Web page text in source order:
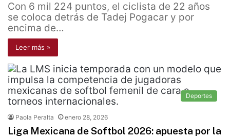
Con 6 mil 224 puntos, el ciclista de 22 años
se coloca detrás de Tadej Pogacar y por
encima de…
Leer más »
Deportes
Paola Peralta enero 28, 2026
Liga Mexicana de Softbol 2026: apuesta por la